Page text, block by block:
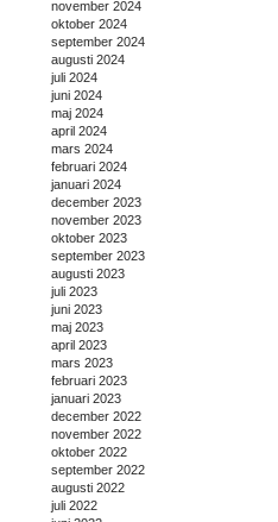
november 2024
oktober 2024
september 2024
augusti 2024
juli 2024
juni 2024
maj 2024
april 2024
mars 2024
februari 2024
januari 2024
december 2023
november 2023
oktober 2023
september 2023
augusti 2023
juli 2023
juni 2023
maj 2023
april 2023
mars 2023
februari 2023
januari 2023
december 2022
november 2022
oktober 2022
september 2022
augusti 2022
juli 2022